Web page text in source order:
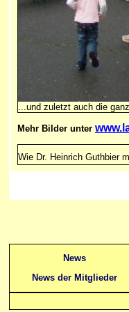
...und zuletzt auch die
Mehr Bilder unter
Wie Dr. Heinrich Guthbier
News
News der Mitglieder